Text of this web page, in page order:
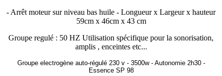
- Arrêt moteur sur niveau bas huile - Longueur x Largeur x hauteur
59cm x 46cm x 43 cm
Groupe regulé : 50 HZ Utilisation spécifique pour la sonorisation,
amplis , enceintes etc...
Groupe electrogène auto-régulé 230 v - 3500w - Autonomie 2h30 -
Essence SP 98